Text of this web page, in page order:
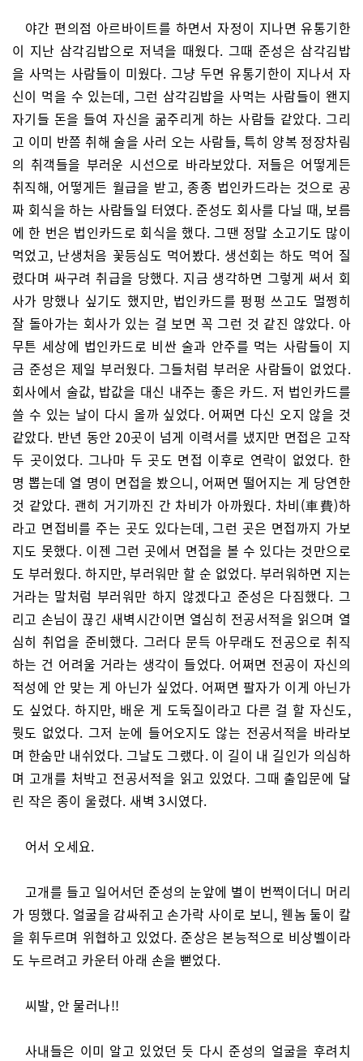
야간 편의점 아르바이트를 하면서 자정이 지나면 유통기한
이 지난 삼각김밥으로 저녁을 때웠다. 그때 준성은 삼각김밥
을 사먹는 사람들이 미웠다. 그냥 두면 유통기한이 지나서 자
신이 먹을 수 있는데, 그런 삼각김밥을 사먹는 사람들이 왠지
자기들 돈을 들여 자신을 굶주리게 하는 사람들 같았다. 그리
고 이미 반쯤 취해 술을 사러 오는 사람들, 특히 양복 정장차림
의 취객들을 부러운 시선으로 바라보았다. 저들은 어떻게든
취직해, 어떻게든 월급을 받고, 종종 법인카드라는 것으로 공
짜 회식을 하는 사람들일 터였다. 준성도 회사를 다닐 때, 보름
에 한 번은 법인카드로 회식을 했다. 그땐 정말 소고기도 많이
먹었고, 난생처음 꽃등심도 먹어봤다. 생선회는 하도 먹어 질
렸다며 싸구려 취급을 당했다. 지금 생각하면 그렇게 써서 회
사가 망했나 싶기도 했지만, 법인카드를 펑펑 쓰고도 멀쩡히
잘 돌아가는 회사가 있는 걸 보면 꼭 그런 것 같진 않았다. 아
무튼 세상에 법인카드로 비싼 술과 안주를 먹는 사람들이 지
금 준성은 제일 부러웠다. 그들처럼 부러운 사람들이 없었다.
회사에서 술값, 밥값을 대신 내주는 좋은 카드. 저 법인카드를
쓸 수 있는 날이 다시 올까 싶었다. 어쩌면 다신 오지 않을 것
같았다. 반년 동안 20곳이 넘게 이력서를 냈지만 면접은 고작
두 곳이었다. 그나마 두 곳도 면접 이후로 연락이 없었다. 한
명 뽑는데 열 명이 면접을 봤으니, 어쩌면 떨어지는 게 당연한
것 같았다. 괜히 거기까진 간 차비가 아까웠다. 차비(車費)하
라고 면접비를 주는 곳도 있다는데, 그런 곳은 면접까지 가보
지도 못했다. 이젠 그런 곳에서 면접을 볼 수 있다는 것만으로
도 부러웠다. 하지만, 부러워만 할 순 없었다. 부러워하면 지는
거라는 말처럼 부러워만 하지 않겠다고 준성은 다짐했다. 그
리고 손님이 끊긴 새벽시간이면 열심히 전공서적을 읽으며 열
심히 취업을 준비했다. 그러다 문득 아무래도 전공으로 취직
하는 건 어려울 거라는 생각이 들었다. 어쩌면 전공이 자신의
적성에 안 맞는 게 아닌가 싶었다. 어쩌면 팔자가 이게 아닌가
도 싶었다. 하지만, 배운 게 도둑질이라고 다른 걸 할 자신도,
뭣도 없었다. 그저 눈에 들어오지도 않는 전공서적을 바라보
며 한숨만 내쉬었다. 그날도 그랬다. 이 길이 내 길인가 의심하
며 고개를 처박고 전공서적을 읽고 있었다. 그때 출입문에 달
린 작은 종이 울렸다. 새벽 3시였다.
어서 오세요.
고개를 들고 일어서던 준성의 눈앞에 별이 번쩍이더니 머리
가 띵했다. 얼굴을 감싸쥐고 손가락 사이로 보니, 웬놈 둘이 칼
을 휘두르며 위협하고 있었다. 준상은 본능적으로 비상벨이라
도 누르려고 카운터 아래 손을 뻗었다.
씨발, 안 물러나!!
사내들은 이미 알고 있었던 듯 다시 준성의 얼굴을 후려치